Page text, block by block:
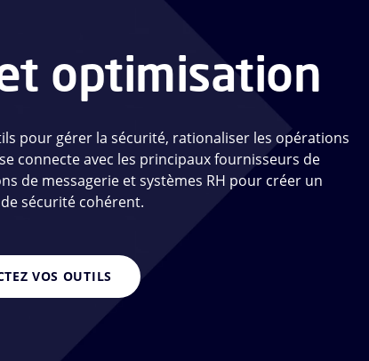
optimisation
pour gérer la sécurité, rationaliser les opérations
connecte avec les principaux fournisseurs de
de messagerie et systèmes RH pour créer un
sécurité cohérent.
VOS OUTILS